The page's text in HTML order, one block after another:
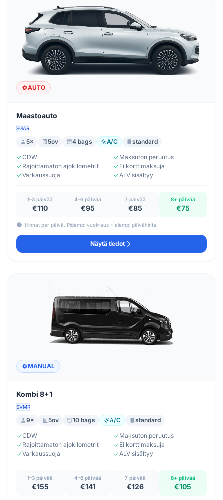
AUTO
Maastoauto
SGAR
5× 5ov 4 bags A/C standard
CDW
Maksuton peruutus
Rajoittamaton ajokilometrit
Ei korttimaksuja
Varkaussuoja
ALV sisältyy
1–3 päivää
€110
4–6 päivää
€95
7 päivää
€85
8+ päivää
€75
Hinnat per päivä. Pidempi vuokraus = alempi päivähinta.
Näytä tiedot
MANUAL
Kombi 8+1
SVMR
9× 5ov 10 bags A/C standard
CDW
Maksuton peruutus
Rajoittamaton ajokilometrit
Ei korttimaksuja
Varkaussuoja
ALV sisältyy
1–3 päivää
€155
4–6 päivää
€141
7 päivää
€126
8+ päivää
€105